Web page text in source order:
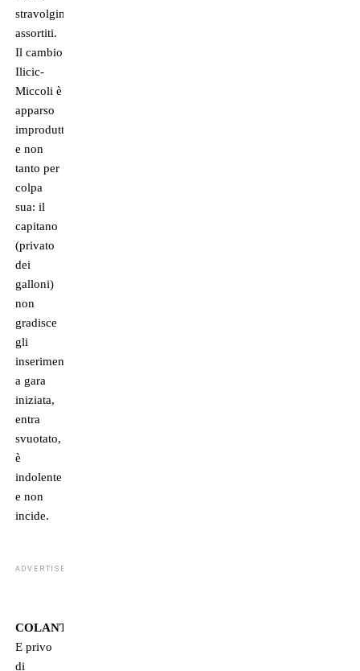
stravolgimenti
assortiti.
Il cambio
Ilicic-
Miccoli è
apparso
improduttivo,
e non
tanto per
colpa
sua: il
capitano
(privato
dei
galloni)
non
gradisce
gli
inserimenti
a gara
iniziata,
entra
svuotato,
è
indolente
e non
incide.
ADVERTISEMENT
COLANTUONO
E privo
di